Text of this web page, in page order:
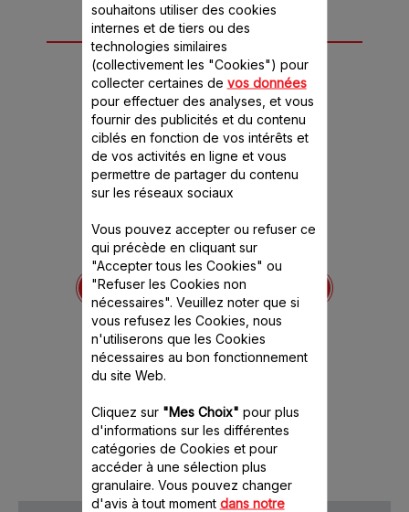
2 accessoire(s) pour
ce produit
Couvercle du bol
hachoir MS-5828445
Un bol hachoir bien fermé
Stock disponible.
6.40 CHF
Ajouter au panier
souhaitons utiliser des cookies
internes et de tiers ou des
technologies similaires
(collectivement les "Cookies") pour
collecter certaines de vos données
pour effectuer des analyses, et vous
fournir des publicités et du contenu
ciblés en fonction de vos intérêts et
de vos activités en ligne et vous
permettre de partager du contenu
sur les réseaux sociaux
Vous pouvez accepter ou refuser ce
qui précède en cliquant sur
"Accepter tous les Cookies" ou
"Refuser les Cookies non
nécessaires". Veuillez noter que si
vous refusez les Cookies, nous
n'utiliserons que les Cookies
nécessaires au bon fonctionnement
du site Web.
Cliquez sur "Mes Choix" pour plus
d'informations sur les différentes
catégories de Cookies et pour
accéder à une sélection plus
granulaire. Vous pouvez changer
d'avis à tout moment dans notre